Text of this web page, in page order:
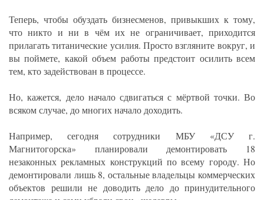
Теперь, чтобы обуздать бизнесменов, привыкших к тому,
что никто и ни в чём их не ограничивает, приходится
прилагать титанические усилия. Просто взгляните вокруг, и
вы поймете, какой объем работы предстоит осилить всем
тем, кто задействован в процессе.
Но, кажется, дело начало сдвигаться с мёртвой точки. Во
всяком случае, до многих начало доходить.
Например, сегодня сотрудники МБУ «ДСУ г.
Магнитогорска» планировали демонтировать 18
незаконных рекламных конструкций по всему городу. Но
демонтировали лишь 8, остальные владельцы коммерческих
объектов решили не доводить дело до принудительного